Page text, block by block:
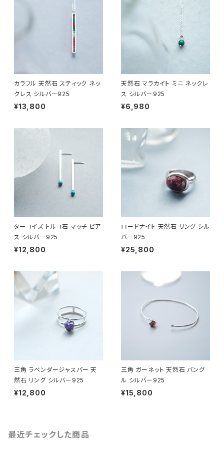
カラフル 天然石 スティック ネッ
クレス シルバー925
¥13,800
天然石 マラカイト ミニ ネックレ
ス シルバー925
¥6,980
ターコイズ トルコ石 マッチ ピア
ス シルバー925
¥12,800
ロードナイト 天然石 リング シル
バー925
¥25,800
三角 ラベンダージャスパー 天
然石 リング シルバー925
¥12,800
三角 ガーネット 天然石 バング
ル シルバー925
¥15,800
最近チェックした商品